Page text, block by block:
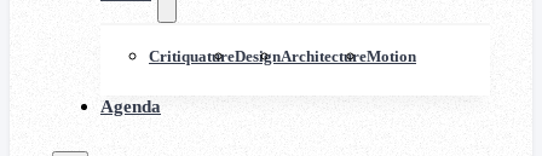
CritiquatureDesignArchitectureMotion
Agenda